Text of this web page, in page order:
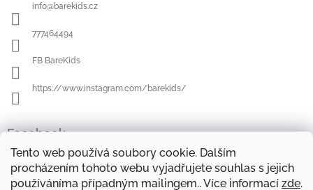
Tento web používá soubory cookie. Dalším
procházením tohoto webu vyjadřujete souhlas s jejich
používáníma případným mailingem.. Více informací zde.
info@barekids.cz
777464494
FB BareKids
https://www.instagram.com/barekids/
Facebook